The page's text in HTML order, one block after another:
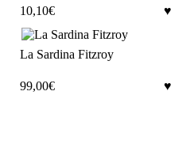
10,10€
La Sardina Fitzroy
99,00€